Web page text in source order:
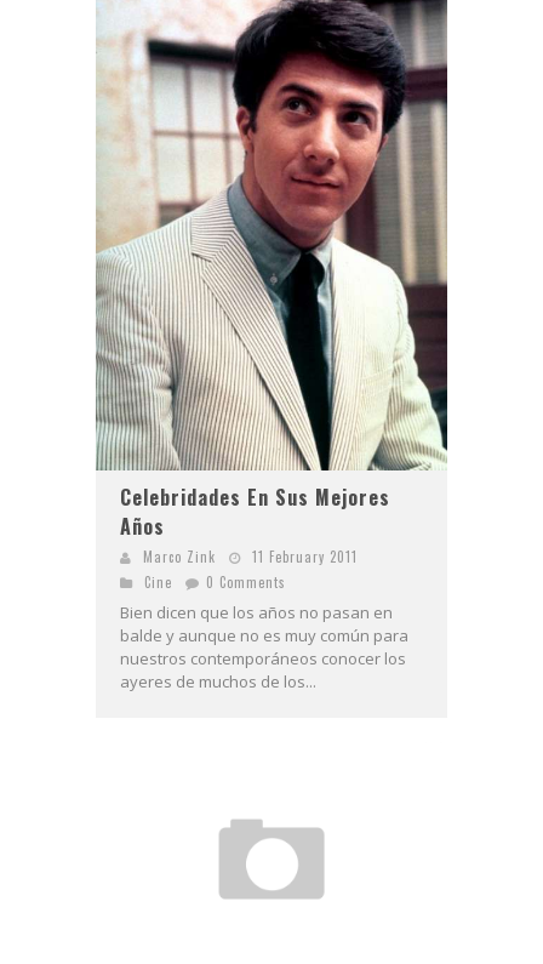
Celebridades En Sus Mejores
Años
Marco Zink
11 February 2011
Cine
0 Comments
Bien dicen que los años no pasan en
balde y aunque no es muy común para
nuestros contemporáneos conocer los
ayeres de muchos de los...